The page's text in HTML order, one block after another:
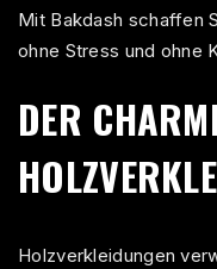
Mit Bakdash schaffen
ohne Stress und ohne
DER
Holzverkleidungen